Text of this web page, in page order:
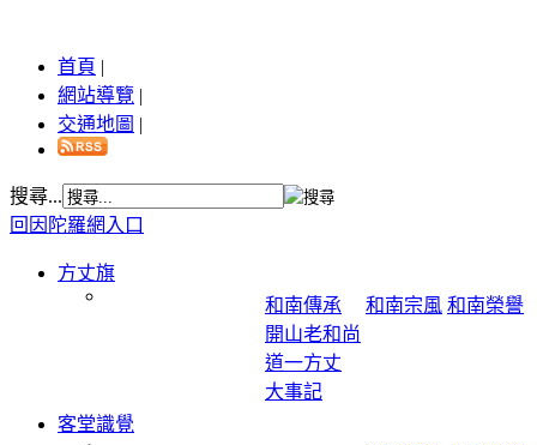
首頁 |
網站導覽 |
交通地圖 |
搜尋...
回因陀羅網入口
方丈旗
和南傳承
開山老和尚
道一方丈
大事記
和南宗風 和南榮譽
客堂識覺